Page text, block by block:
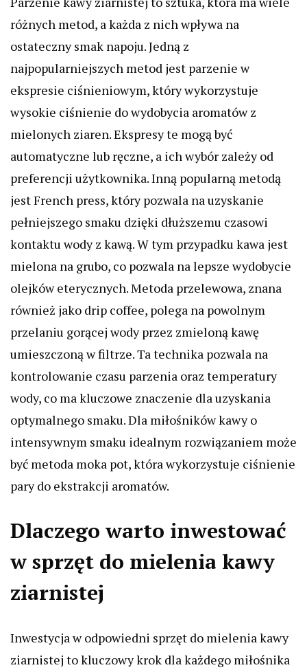
różnych metod, a każda z nich wpływa na
ostateczny smak napoju. Jedną z
najpopularniejszych metod jest parzenie w
ekspresie ciśnieniowym, który wykorzystuje
wysokie ciśnienie do wydobycia aromatów z
mielonych ziaren. Ekspresy te mogą być
automatyczne lub ręczne, a ich wybór zależy od
preferencji użytkownika. Inną popularną metodą
jest French press, który pozwala na uzyskanie
pełniejszego smaku dzięki dłuższemu czasowi
kontaktu wody z kawą. W tym przypadku kawa jest
mielona na grubo, co pozwala na lepsze wydobycie
olejków eterycznych. Metoda przelewowa, znana
również jako drip coffee, polega na powolnym
przelaniu gorącej wody przez zmieloną kawę
umieszczoną w filtrze. Ta technika pozwala na
kontrolowanie czasu parzenia oraz temperatury
wody, co ma kluczowe znaczenie dla uzyskania
optymalnego smaku. Dla miłośników kawy o
intensywnym smaku idealnym rozwiązaniem może
być metoda moka pot, która wykorzystuje ciśnienie
pary do ekstrakcji aromatów.
Dlaczego warto inwestować
w sprzęt do mielenia kawy
ziarnistej
Inwestycja w odpowiedni sprzęt do mielenia kawy
ziarnistej to kluczowy krok dla każdego miłośnika